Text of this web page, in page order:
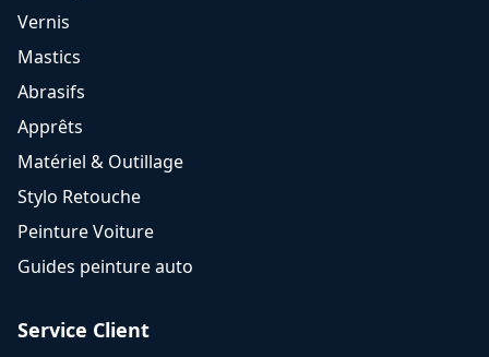
Vernis
Mastics
Abrasifs
Apprêts
Matériel & Outillage
Stylo Retouche
Peinture Voiture
Guides peinture auto
Service Client